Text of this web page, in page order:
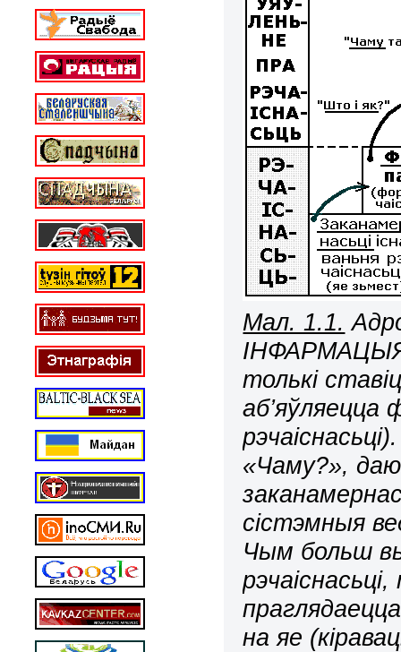
Мал. 1.1.
толькі
«Чаму?»,
сістэмныя
Чым больш
на яе